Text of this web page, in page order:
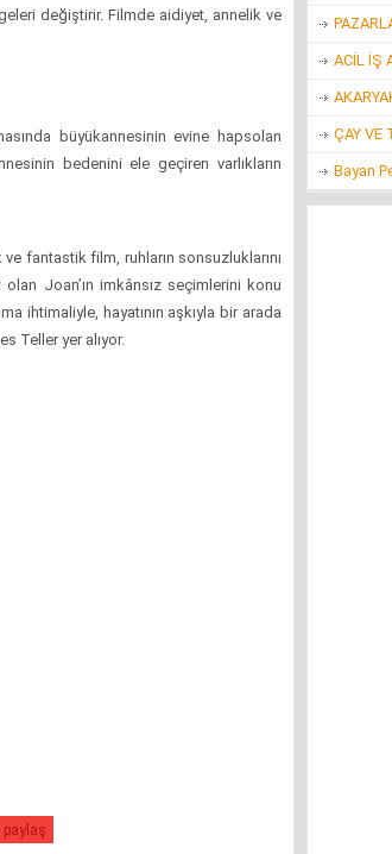
değiştirir. Filmde aidiyet, annelik ve
büyükannesinin evine hapsolan
bedenini ele geçiren varlıkların
fantastik film, ruhların sonsuzluklarını
Joan’ın imkânsız seçimlerini konu
ihtimaliyle, hayatının aşkıyla bir arada
Teller yer alıyor.
paylaş
ACİL İŞ
ÇAY VE
Bayan